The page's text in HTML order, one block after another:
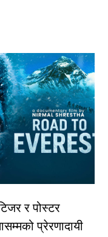
र पोस्टर
प्रेरणादायी